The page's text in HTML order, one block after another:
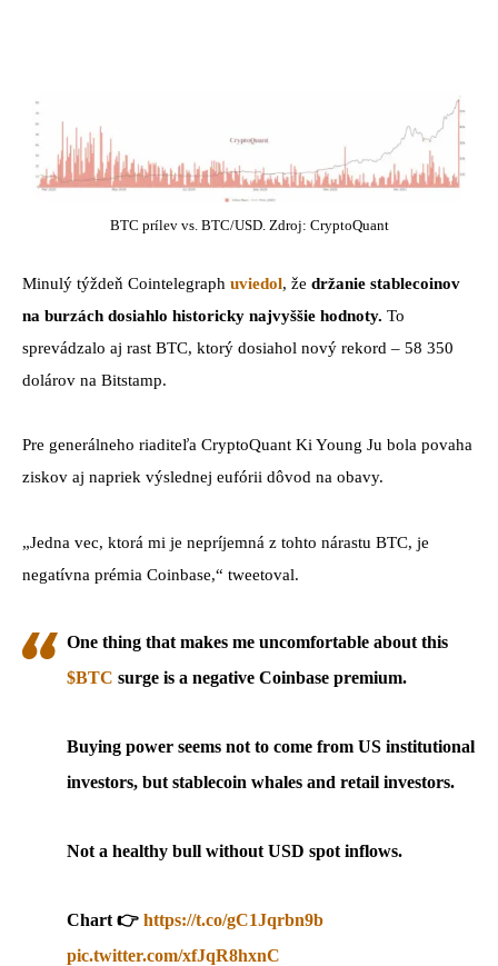
BTC prílev vs. BTC/USD. Zdroj: CryptoQuant
Minulý týždeň Cointelegraph uviedol, že držanie stablecoinov
na burzách dosiahlo historicky najvyššie hodnoty. To
sprevádzalo aj rast BTC, ktorý dosiahol nový rekord – 58 350
dolárov na Bitstamp.
Pre generálneho riaditeľa CryptoQuant Ki Young Ju bola povaha
ziskov aj napriek výslednej eufórii dôvod na obavy.
„Jedna vec, ktorá mi je nepríjemná z tohto nárastu BTC, je
negatívna prémia Coinbase,“ tweetoval.
One thing that makes me uncomfortable about this
$BTC surge is a negative Coinbase premium.
Buying power seems not to come from US institutional
investors, but stablecoin whales and retail investors.
Not a healthy bull without USD spot inflows.
Chart 👉 https://t.co/gC1Jqrbn9b
pic.twitter.com/xfJqR8hxnC